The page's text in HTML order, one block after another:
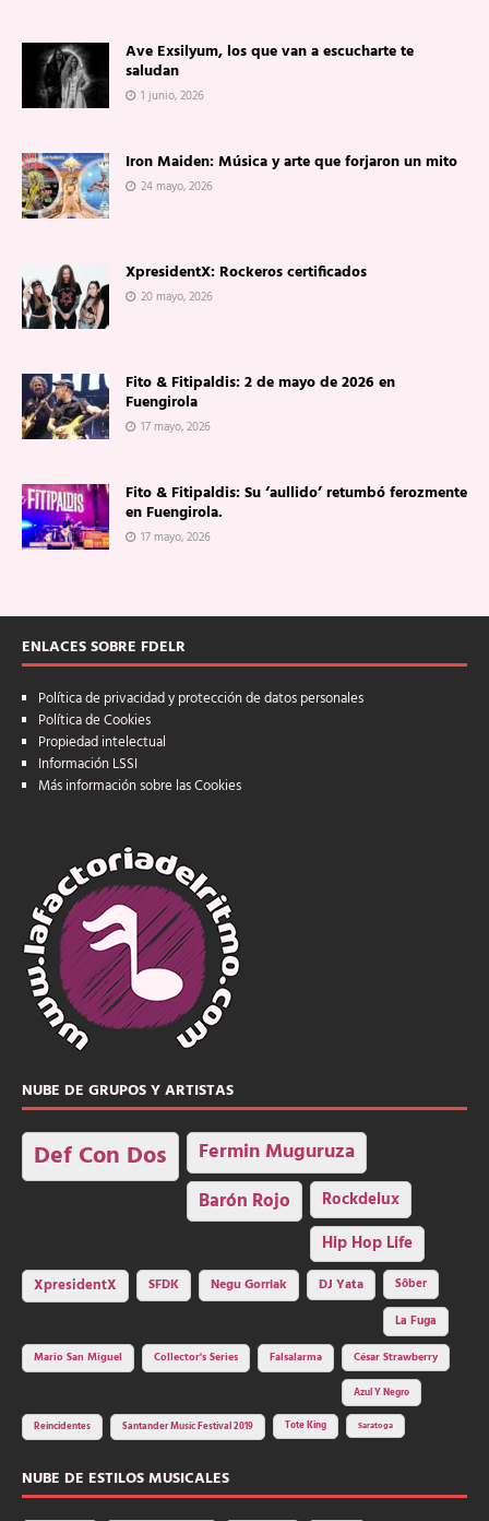
Ave Exsilyum, los que van a escucharte te
saludan
1 junio, 2026
Iron Maiden: Música y arte que forjaron un mito
24 mayo, 2026
XpresidentX: Rockeros certificados
20 mayo, 2026
Fito & Fitipaldis: 2 de mayo de 2026 en
Fuengirola
17 mayo, 2026
Fito & Fitipaldis: Su ‘aullido’ retumbó ferozmente
en Fuengirola.
17 mayo, 2026
ENLACES SOBRE FDELR
Política de privacidad y protección de datos personales
Política de Cookies
Propiedad intelectual
Información LSSI
Más información sobre las Cookies
NUBE DE GRUPOS Y ARTISTAS
Def Con Dos Fermin Muguruza
Barón Rojo Rockdelux
Hip Hop Life
XpresidentX SFDK Negu Gorriak DJ Yata
Sôber
La Fuga
Mario San Miguel
Collector's Series Falsalarma César Strawberry
Azul Y Negro
Reincidentes Santander Music Festival 2019 Tote King Saratoga
NUBE DE ESTILOS MUSICALES